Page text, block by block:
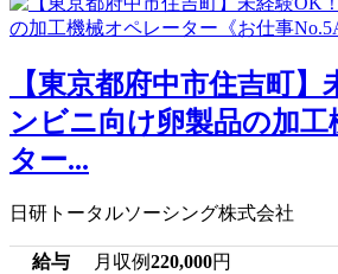
【東京都府中市住吉町】
ンビニ向け卵製品の加
ター...
日研トータルソーシング株式会社
給与 月収例220,000円